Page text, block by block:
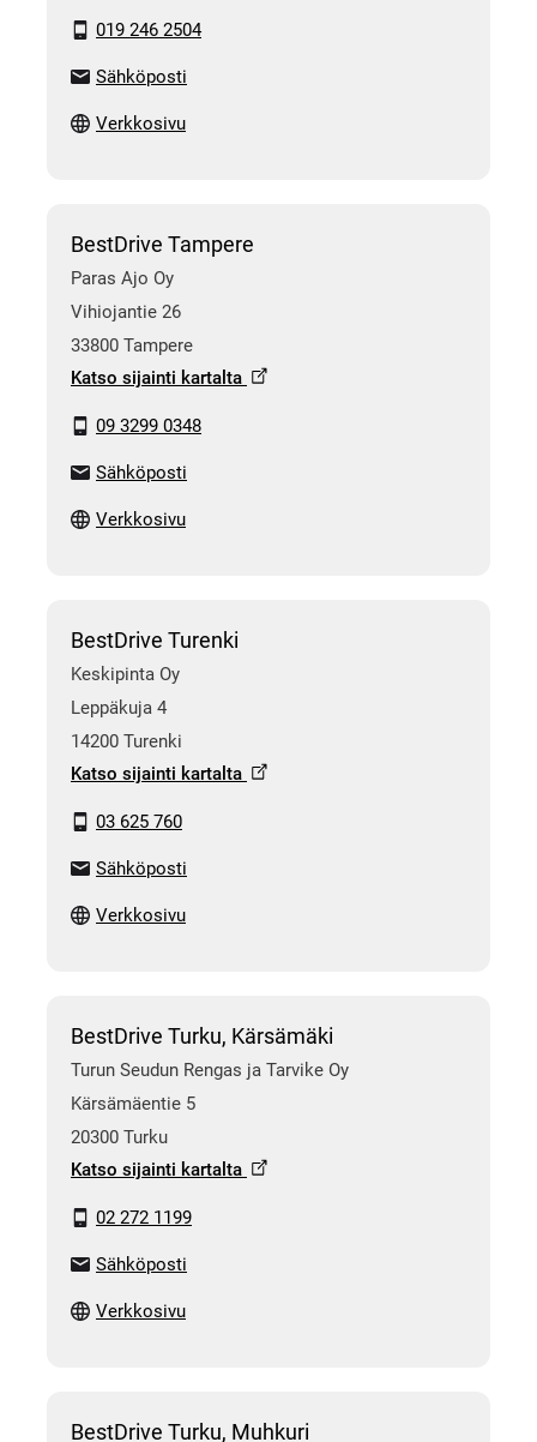
019 246 2504
Sähköposti
Verkkosivu
BestDrive Tampere
Paras Ajo Oy
Vihiojantie 26
33800 Tampere
Katso sijainti kartalta
09 3299 0348
Sähköposti
Verkkosivu
BestDrive Turenki
Keskipinta Oy
Leppäkuja 4
14200 Turenki
Katso sijainti kartalta
03 625 760
Sähköposti
Verkkosivu
BestDrive Turku, Kärsämäki
Turun Seudun Rengas ja Tarvike Oy
Kärsämäentie 5
20300 Turku
Katso sijainti kartalta
02 272 1199
Sähköposti
Verkkosivu
BestDrive Turku, Muhkuri